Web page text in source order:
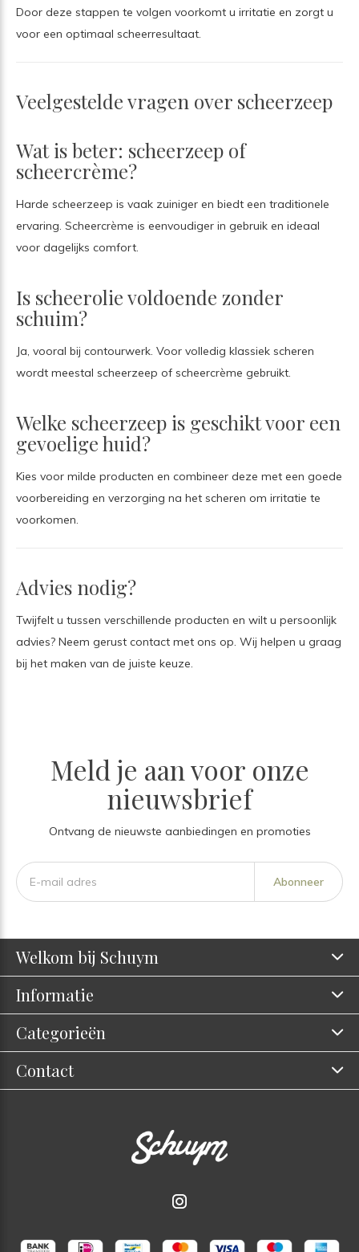
Door deze stappen te volgen voorkomt u irritatie en zorgt u
voor een optimaal scheerresultaat.
Veelgestelde vragen over scheerzeep
Wat is beter: scheerzeep of
scheercrème?
Harde scheerzeep is vaak zuiniger en biedt een traditionele
ervaring. Scheercrème is eenvoudiger in gebruik en ideaal
voor dagelijks comfort.
Is scheerolie voldoende zonder
schuim?
Ja, vooral bij contourwerk. Voor volledig klassiek scheren
wordt meestal scheerzeep of scheercrème gebruikt.
Welke scheerzeep is geschikt voor een
gevoelige huid?
Kies voor milde producten en combineer deze met een goede
voorbereiding en verzorging na het scheren om irritatie te
voorkomen.
Advies nodig?
Twijfelt u tussen verschillende producten en wilt u persoonlijk
advies? Neem gerust contact met ons op. Wij helpen u graag
bij het maken van de juiste keuze.
Meld je aan voor onze
nieuwsbrief
Ontvang de nieuwste aanbiedingen en promoties
Abonneer
Welkom bij Schuym
Informatie
Categorieën
Contact